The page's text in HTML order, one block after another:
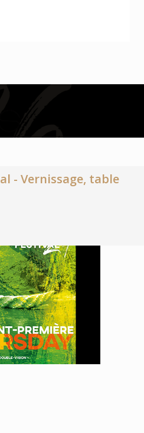
- Vernissage, table